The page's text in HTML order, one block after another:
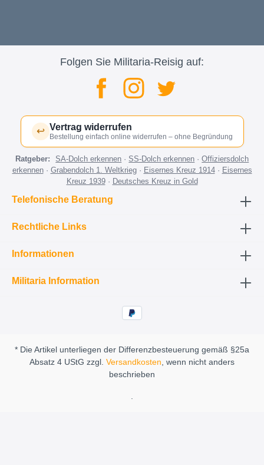
Folgen Sie Militaria-Reisig auf:
↩ Vertrag widerrufen
Bestellung einfach online widerrufen – ohne Begründung
Ratgeber: SA-Dolch erkennen ·SS-Dolch erkennen ·Offiziersdolch
erkennen· Grabendolch 1. Weltkrieg· Eisernes Kreuz 1914· Eisernes
Kreuz 1939· Deutsches Kreuz in Gold
Telefonische Beratung
Rechtliche Links
Informationen
Militaria Information
* Die Artikel unterliegen der Differenzbesteuerung gemäß §25a
Absatz 4 UStG zzgl. Versandkosten, wenn nicht anders
beschrieben
.